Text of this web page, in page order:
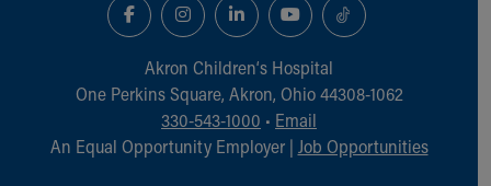
Akron Children‘s Hospital
One Perkins Square, Akron, Ohio 44308-1062
330-543-1000 • Email
An Equal Opportunity Employer | Job Opportunities